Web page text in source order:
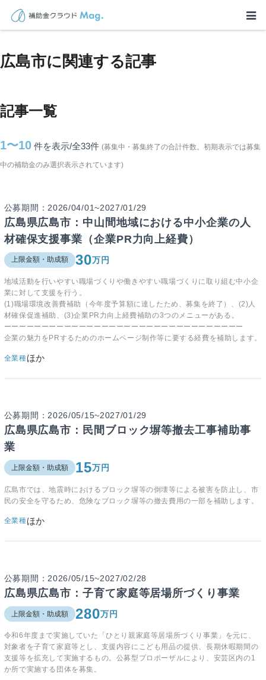
TOP > 補助金・助成金詳細>広島県
広島市に関連する記事
記事一覧
1〜10 件を表示/全33件 (募集中・募集終了の合計件数。初期表示では募集
中の補助金のみ選択表示されています)
公募期間：2026/04/01~2027/01/29
広島県広島市：中山間地域における中小企業の人
材確保支援事業（企業PR力向上経費）
上限金額・助成額 30万円
地域活動を行いやすい職場づくりや働きやすい職場づくりに取り組む中小企
業に対して支援を行う。
(1)職場環境改善費補助（今年度予算額に達したため、募集を終了）、(2)人
材確保促進補助、(3)企業PR力向上経費補助の3つのメニューがある。
ーーーーーーーーーーーーーーーーーーーーーーーーーーーーーーーー
企業の魅力をPRするためのホームページ制作等に要する経費を補助します。
全業種ほか
公募期間：2026/05/15~2027/01/29
広島県広島市：民間ブロック塀等撤去工事補助事
業
上限金額・助成額 15万円
広島市では、地震時におけるブロック塀等の倒壊等による被害を防止し、市
民の安全を守るため、危険なブロック塀等の撤去費用の一部を補助します。
全業種ほか
公募期間：2026/05/15~2027/02/28
広島県広島市：子育て家庭等居場所づくり事業
上限金額・助成額 280万円
令和6年度まで実施していた「ひとり親家庭等居場所づくり事業」を元に、
対象者を子育て家庭等とし、支援内容にこども用品の提供、長期休暇期間の
支援等を拡充して実施するもの。公募型プロポーザルにより、安芸区内の1
か所で実施する団体を募集。